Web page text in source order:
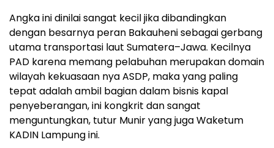
Angka ini dinilai sangat kecil jika dibandingkan
dengan besarnya peran Bakauheni sebagai gerbang
utama transportasi laut Sumatera–Jawa. Kecilnya
PAD karena memang pelabuhan merupakan domain
wilayah kekuasaan nya ASDP, maka yang paling
tepat adalah ambil bagian dalam bisnis kapal
penyeberangan, ini kongkrit dan sangat
menguntungkan, tutur Munir yang juga Waketum
KADIN Lampung ini.